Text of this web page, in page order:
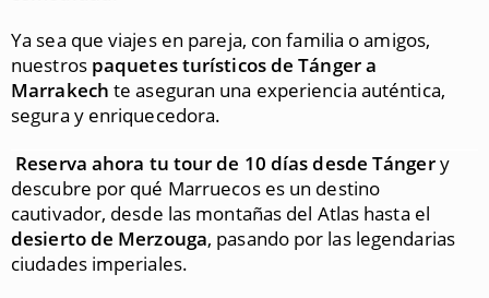
Ya sea que viajes en pareja, con familia o amigos,
nuestros paquetes turísticos de Tánger a
Marrakech te aseguran una experiencia auténtica,
segura y enriquecedora.
Reserva ahora tu tour de 10 días desde Tángery
descubre por qué Marruecos es un destino
cautivador, desde las montañas del Atlas hasta el
desierto de Merzouga, pasando por las legendarias
ciudades imperiales.